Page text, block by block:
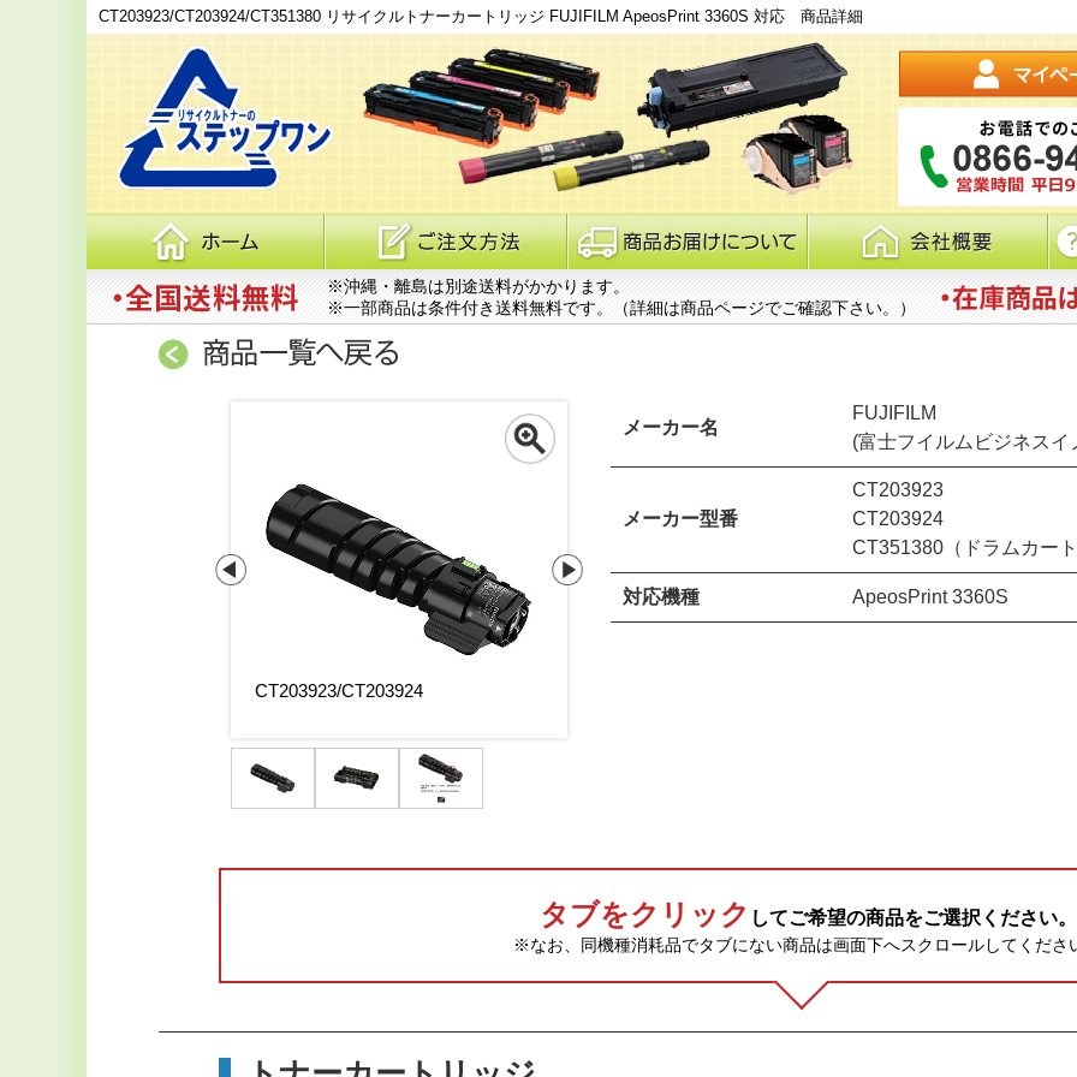
CT203923/CT203924/CT351380 リサイクルトナーカートリッジ FUJIFILM ApeosPrint 3360S 対応 商品詳細
※沖縄・離島は別途送料がかかります。
※一部商品は条件付き送料無料です。（詳細は商品ページでご確認下さい。）
CT203923/CT203924
メーカー名
FUJIFILM
(富士フイルムビジネスイ
メーカー型番
CT203923
CT203924
CT351380（ドラムカート
対応機種 ApeosPrint 3360S
タブをクリック してご希望の商品をご選択ください。
※なお、同機種消耗品でタブにない商品は画面下へスクロールしてくださ